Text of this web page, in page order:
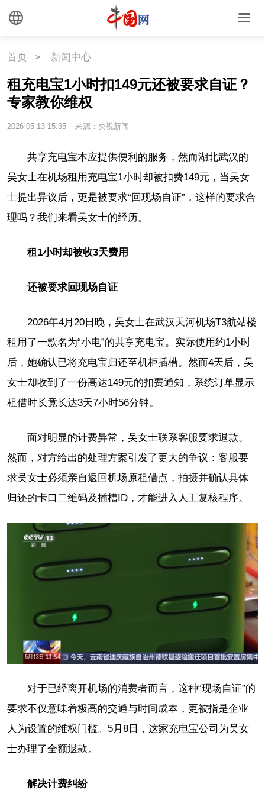
首页 > 新闻中心
租充电宝1小时扣149元还被要求自证？
专家教你维权
2026-05-13 15:35 来源：央视新闻
共享充电宝本应提供便利的服务，然而湖北武汉的
吴女士在机场租用充电宝1小时却被扣费149元，当吴女
士提出异议后，更是被要求“回现场自证”，这样的要求合
理吗？我们来看吴女士的经历。
租1小时却被收3天费用
还被要求回现场自证
2026年4月20日晚，吴女士在武汉天河机场T3航站楼
租用了一款名为“小电”的共享充电宝。实际使用约1小时
后，她确认已将充电宝归还至机柜插槽。然而4天后，吴
女士却收到了一份高达149元的扣费通知，系统订单显示
租借时长竟长达3天7小时56分钟。
面对明显的计费异常，吴女士联系客服要求退款。
然而，对方给出的处理方案引发了更大的争议：客服要
求吴女士必须亲自返回机场原租借点，拍摄并确认具体
归还的卡口二维码及插槽ID，才能进入人工复核程序。
对于已经离开机场的消费者而言，这种“现场自证”的
要求不仅意味着极高的交通与时间成本，更被指是企业
人为设置的维权门槛。5月8日，这家充电宝公司为吴女
士办理了全额退款。
解决计费纠纷